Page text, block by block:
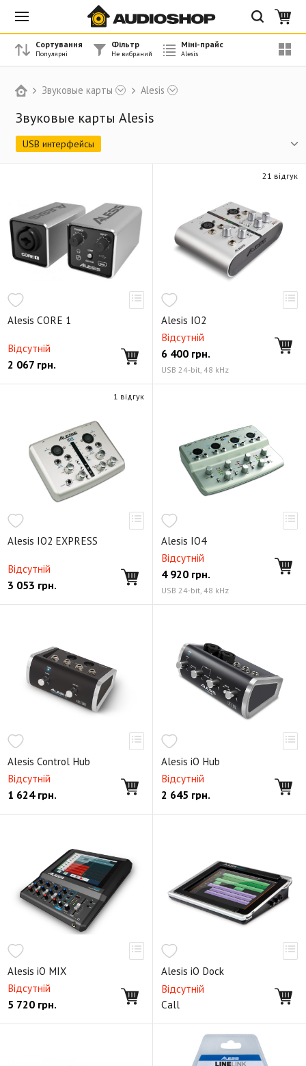
Звуковые карты Alesis
Звуковые карты Alesis
USB интерфейсы
Alesis CORE 1
Відсутній
2 067 грн.
Alesis IO2
Відсутній
6 400 грн.
USB 24-bit, 48 kHz
21 відгук
Alesis IO2 EXPRESS
Відсутній
3 053 грн.
1 відгук
Alesis IO4
Відсутній
4 920 грн.
USB 24-bit, 48 kHz
Alesis Control Hub
Відсутній
1 624грн.
Alesis iO Hub
Відсутній
2 645 грн.
Alesis iO MIX
Відсутній
5 720 грн.
Alesis iO Dock
Відсутній
Call
Сортування Фільтр Міні-прайс